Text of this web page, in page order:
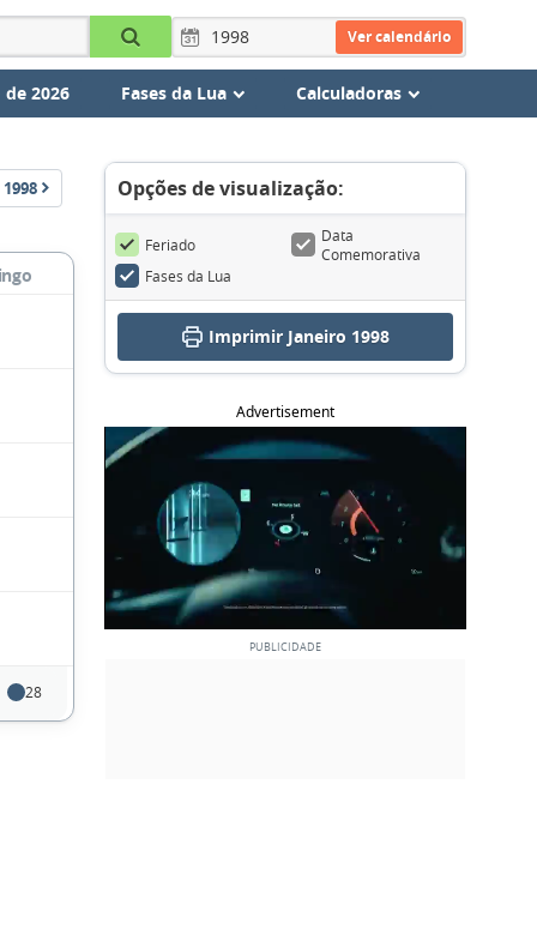
Ver calendário
2026 Fases da Lua Calculadoras
1998
28
Opções de visualização:
Feriado
Data
Comemorativa
Fases da Lua
Imprimir Janeiro 1998
Advertisement